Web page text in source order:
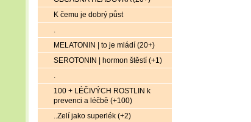
K čemu je dobrý půst
.
MELATONIN | to je mládí (20+)
SEROTONIN | hormon štěstí (+1)
.
100 + LÉČIVÝCH ROSTLIN k
prevenci a léčbě (+100)
..Zelí jako superlék (+2)